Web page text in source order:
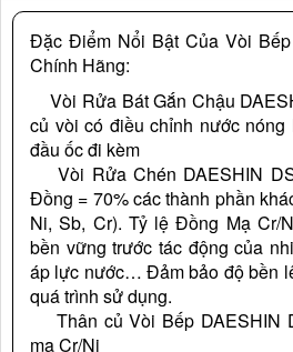
Đặc Điểm Nổi Bật Của Vòi
Chính Hãng:
Vòi Rửa Bát Gắn Chậu
củ vòi có điều chỉnh nước
đầu ốc đi kèm
Vòi Rửa Chén DAESHIN
Đồng = 70% các thành phần
Ni, Sb, Cr). Tỷ lệ Đồng Mạ Cr/
bền vững trước tác động của
áp lực nước… Đảm bảo độ bền
quá trình sử dụng.
Thân củ Vòi Bếp DAESHIN
mạ Cr/Ni